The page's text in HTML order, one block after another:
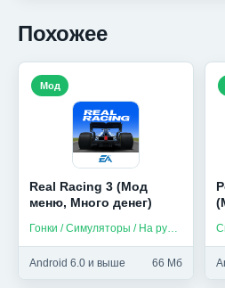
Похожее
Real Racing 3 (Мод
меню, Много денег)
Гонки / Симуляторы / На русском
Android 6.0 и выше 66 Мб
Мод